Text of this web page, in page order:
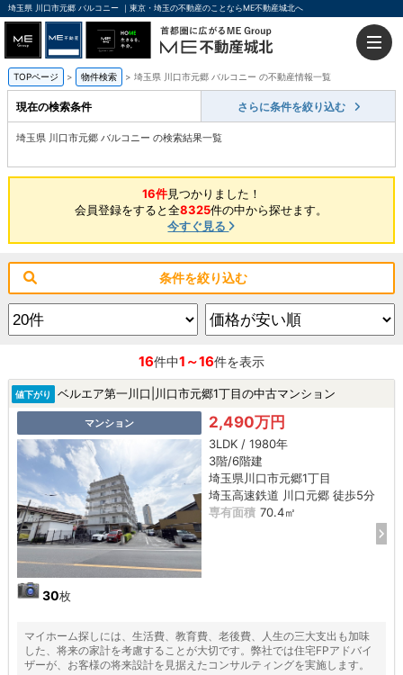
埼玉県 川口市元郷 バルコニー ｜東京・埼玉の不動産のことならME不動産城北へ
TOPページ 物件検索 埼玉県 川口市元郷 バルコニー の不動産情報一覧
現在の検索条件 さらに条件を絞り込む
埼玉県 川口市元郷 バルコニー の検索結果一覧
16件見つかりました！
会員登録をすると全8325件の中から探せます。
今すぐ見る
条件を絞り込む
16件中1～16件を表示
値下がり ベルエア第一川口|川口市元郷1丁目の中古マンション
マンション
30枚
2,490万円
3LDK / 1980年
3階/6階建
埼玉県川口市元郷1丁目
埼玉高速鉄道 川口元郷 徒歩5分
専有面積 70.4㎡
マイホーム探しには、生活費、教育費、老後費、人生の三大支出も加味
した、将来の家計を考慮することが大切です。弊社では住宅FPアドバイ
ザーが、お客様の将来設計を見据えたコンサルティングを実施します。